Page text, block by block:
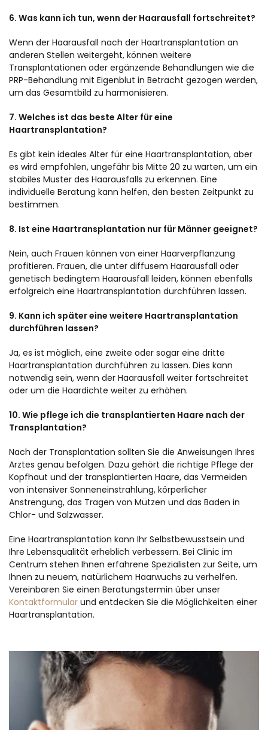
6. Was kann ich tun, wenn der Haarausfall fortschreitet?
Wenn der Haarausfall nach der Haartransplantation an
anderen Stellen weitergeht, können weitere
Transplantationen oder ergänzende Behandlungen wie die
PRP-Behandlung mit Eigenblut in Betracht gezogen werden,
um das Gesamtbild zu harmonisieren.
7. Welches ist das beste Alter für eine
Haartransplantation?
Es gibt kein ideales Alter für eine Haartransplantation, aber
es wird empfohlen, ungefähr bis Mitte 20 zu warten, um ein
stabiles Muster des Haarausfalls zu erkennen. Eine
individuelle Beratung kann helfen, den besten Zeitpunkt zu
bestimmen.
8. Ist eine Haartransplantation nur für Männer geeignet?
Nein, auch Frauen können von einer Haarverpflanzung
profitieren. Frauen, die unter diffusem Haarausfall oder
genetisch bedingtem Haarausfall leiden, können ebenfalls
erfolgreich eine Haartransplantation durchführen lassen.
9. Kann ich später eine weitere Haartransplantation
durchführen lassen?
Ja, es ist möglich, eine zweite oder sogar eine dritte
Haartransplantation durchführen zu lassen. Dies kann
notwendig sein, wenn der Haarausfall weiter fortschreitet
oder um die Haardichte weiter zu erhöhen.
10. Wie pflege ich die transplantierten Haare nach der
Transplantation?
Nach der Transplantation sollten Sie die Anweisungen Ihres
Arztes genau befolgen. Dazu gehört die richtige Pflege der
Kopfhaut und der transplantierten Haare, das Vermeiden
von intensiver Sonneneinstrahlung, körperlicher
Anstrengung, das Tragen von Mützen und das Baden in
Chlor- und Salzwasser.
Eine Haartransplantation kann Ihr Selbstbewusstsein und
Ihre Lebensqualität erheblich verbessern. Bei Clinic im
Centrum stehen Ihnen erfahrene Spezialisten zur Seite, um
Ihnen zu neuem, natürlichem Haarwuchs zu verhelfen.
Vereinbaren Sie einen Beratungstermin über unser
Kontaktformular und entdecken Sie die Möglichkeiten einer
Haartransplantation.